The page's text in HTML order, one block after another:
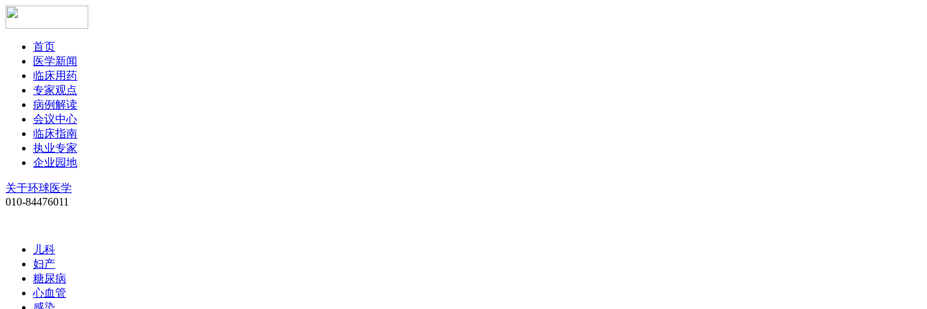
首页
医学新闻
临床用药
专家观点
病例解读
会议中心
临床指南
执业专家
企业园地
关于环球医学
010-84476011
儿科
妇产
糖尿病
心血管